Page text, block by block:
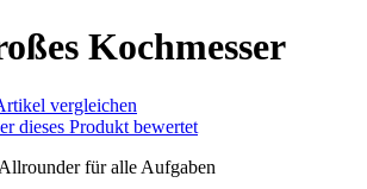
Kochmesser
vergleichen
dieses Produkt bewertet
für alle Aufgaben